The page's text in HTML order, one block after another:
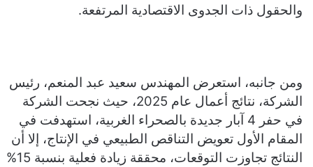
والحقول ذات الجدوى الاقتصادية المرتفعة.
ومن جانبه، استعرض المهندس سعيد عبد المنعم، رئيس
الشركة، نتائج أعمال عام 2025، حيث نجحت الشركة
في حفر 4 آبار جديدة بالصحراء الغربية، استهدفت في
المقام الأول تعويض التناقص الطبيعي في الإنتاج، إلا أن
النتائج تجاوزت التوقعات، محققة زيادة فعلية بنسبة 15%